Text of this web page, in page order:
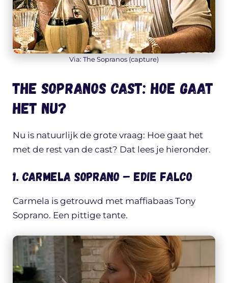
Via: The Sopranos (capture)
The Sopranos cast: hoe gaat
het nu?
Nu is natuurlijk de grote vraag: Hoe gaat het
met de rest van de cast? Dat lees je hieronder.
1. Carmela Soprano – Edie Falco
Carmela is getrouwd met maffiabaas Tony
Soprano. Een pittige tante.